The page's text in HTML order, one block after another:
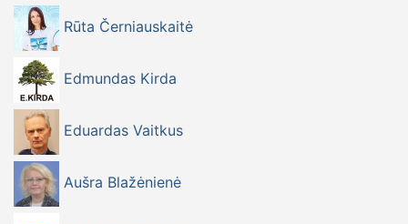
Rūta Černiauskaitė
Edmundas Kirda
Eduardas Vaitkus
Aušra Blažėnienė